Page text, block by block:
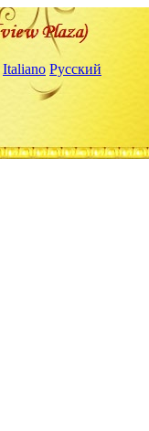
Italiano Русский